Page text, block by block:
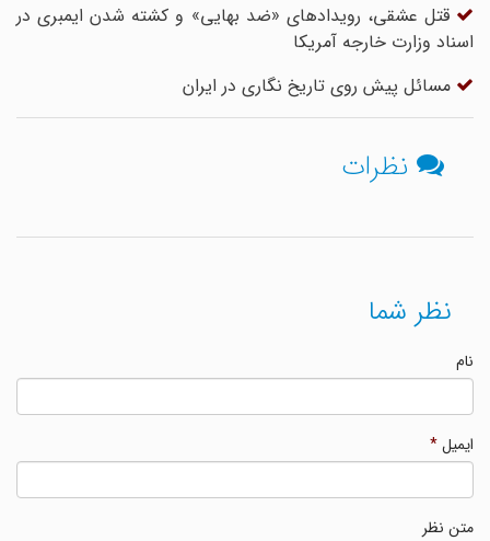
قتل عشقی، رویداد‌های «ضد بهایی» و کشته شدن ایمبری در
اسناد وزارت خارجه آمریکا
مسائل پیش روی تاریخ نگاری در ایران
نظرات
نظر شما
ایمیل*
متن نظر